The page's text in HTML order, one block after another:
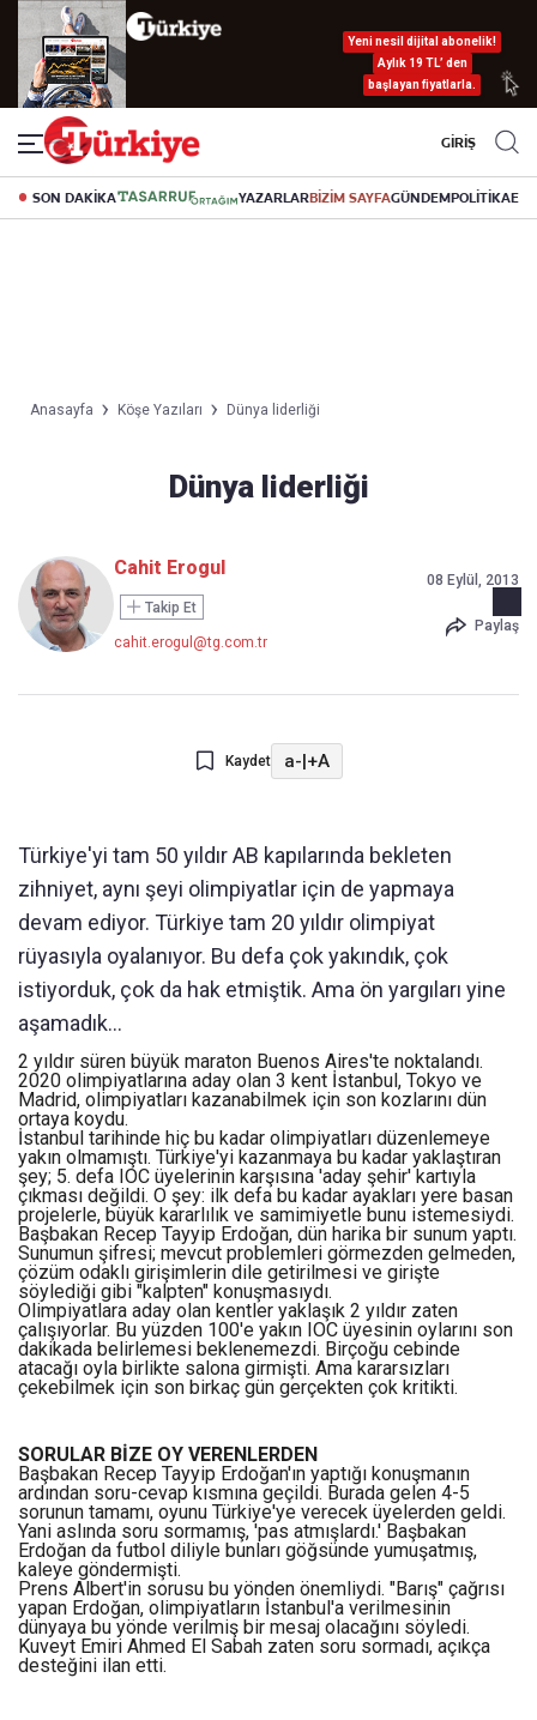
Yeni nesil dijital abonelik!
Aylık 19 TL’ den
başlayan fiyatlarla.
GİRİŞ
SON DAKİKA YAZARLARBİZİM SAYFAGÜNDEMPOLİTİKA
Anasayfa Köşe Yazıları Dünya liderliği
Dünya liderliği
Cahit Erogul
Takip Et
cahit.erogul@tg.com.tr
08 Eylül, 2013
Paylaş
Kaydet a-|+A
Türkiye'yi tam 50 yıldır AB kapılarında bekleten
zihniyet, aynı şeyi olimpiyatlar için de yapmaya
devam ediyor. Türkiye tam 20 yıldır olimpiyat
rüyasıyla oyalanıyor. Bu defa çok yakındık, çok
istiyorduk, çok da hak etmiştik. Ama ön yargıları yine
aşamadık...
2 yıldır süren büyük maraton Buenos Aires'te noktalandı.
2020 olimpiyatlarına aday olan 3 kent İstanbul, Tokyo ve
Madrid, olimpiyatları kazanabilmek için son kozlarını dün
ortaya koydu.
İstanbul tarihinde hiç bu kadar olimpiyatları düzenlemeye
yakın olmamıştı. Türkiye'yi kazanmaya bu kadar yaklaştıran
şey; 5. defa IOC üyelerinin karşısına 'aday şehir' kartıyla
çıkması değildi. O şey: ilk defa bu kadar ayakları yere basan
projelerle, büyük kararlılık ve samimiyetle bunu istemesiydi.
Başbakan Recep Tayyip Erdoğan, dün harika bir sunum yaptı.
Sunumun şifresi; mevcut problemleri görmezden gelmeden,
çözüm odaklı girişimlerin dile getirilmesi ve girişte
söylediği gibi "kalpten" konuşmasıydı.
Olimpiyatlara aday olan kentler yaklaşık 2 yıldır zaten
çalışıyorlar. Bu yüzden 100'e yakın IOC üyesinin oylarını son
dakikada belirlemesi beklenemezdi. Birçoğu cebinde
atacağı oyla birlikte salona girmişti. Ama kararsızları
çekebilmek için son birkaç gün gerçekten çok kritikti.
SORULAR BİZE OY VERENLERDEN
Başbakan Recep Tayyip Erdoğan'ın yaptığı konuşmanın
ardından soru-cevap kısmına geçildi. Burada gelen 4-5
sorunun tamamı, oyunu Türkiye'ye verecek üyelerden geldi.
Yani aslında soru sormamış, 'pas atmışlardı.' Başbakan
Erdoğan da futbol diliyle bunları göğsünde yumuşatmış,
kaleye göndermişti.
Prens Albert'in sorusu bu yönden önemliydi. "Barış" çağrısı
yapan Erdoğan, olimpiyatların İstanbul'a verilmesinin
dünyaya bu yönde verilmiş bir mesaj olacağını söyledi.
Kuveyt Emiri Ahmed El Sabah zaten soru sormadı, açıkça
desteğini ilan etti.